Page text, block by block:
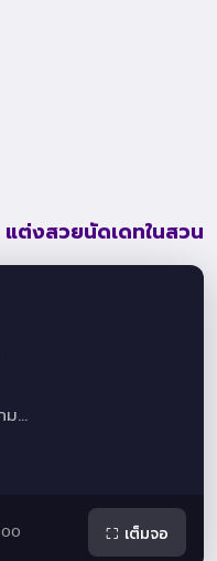
แต่งสวยนัดเดทในสวน
ม...
⛶ เต็มจอ